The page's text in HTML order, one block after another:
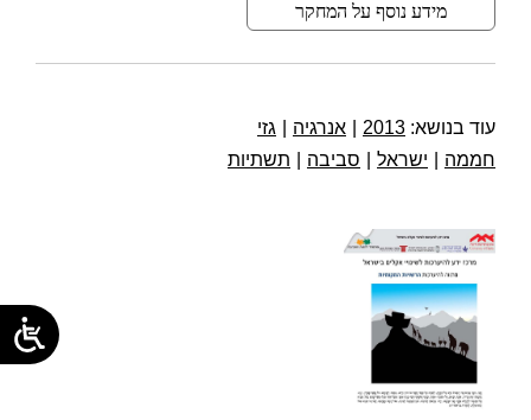
מידע נוסף על המחקר
עוד בנושא: 2013 אנרגיה
גזי
חממה
ישראל סביבה תשתיות